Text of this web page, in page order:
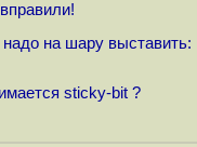
на шару выставить:
sticky-bit ?